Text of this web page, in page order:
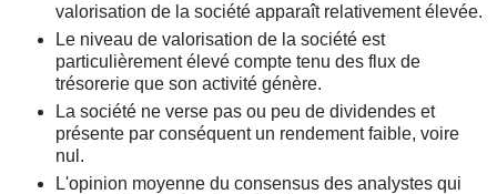
valorisation de la société apparaît relativement élevée.
Le niveau de valorisation de la société est
particulièrement élevé compte tenu des flux de
trésorerie que son activité génère.
La société ne verse pas ou peu de dividendes et
présente par conséquent un rendement faible, voire
nul.
L'opinion moyenne du consensus des analystes qui